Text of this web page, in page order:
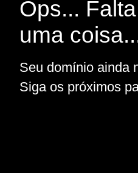
Ops...
uma
Seu domínio ainda
Siga os próximos